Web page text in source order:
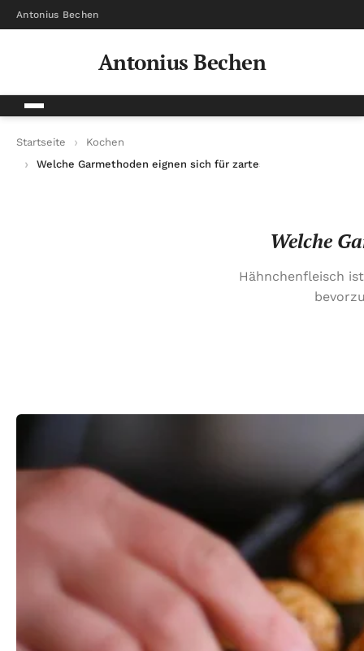
Antonius Bechen
Antonius Bechen
Startseite
Kochen
Welche Garmethoden eignen sich für zartes Hähnchenfleisch?
Welche
Hähnchenfleisch